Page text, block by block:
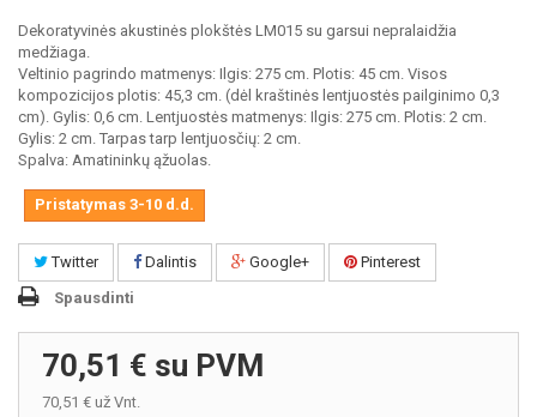
Dekoratyvinės akustinės plokštės LM015 su garsui nepralaidžia
medžiaga.
Veltinio pagrindo matmenys: Ilgis: 275 cm. Plotis: 45 cm. Visos
kompozicijos plotis: 45,3 cm. (dėl kraštinės lentjuostės pailginimo 0,3
cm). Gylis: 0,6 cm. Lentjuostės matmenys: Ilgis: 275 cm. Plotis: 2 cm.
Gylis: 2 cm. Tarpas tarp lentjuosčių: 2 cm.
Spalva: Amatininkų ąžuolas.
Pristatymas 3-10 d.d.
Twitter Dalintis Google+
Pinterest
Spausdinti
70,51 € su PVM
70,51 € už Vnt.